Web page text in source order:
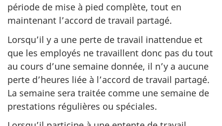
période de mise à pied complète, tout en
maintenant l’accord de travail partagé.
Lorsqu’il y a une perte de travail inattendue et
que les employés ne travaillent donc pas du tout
au cours d’une semaine donnée, il n’y a aucune
perte d’heures liée à l’accord de travail partagé.
La semaine sera traitée comme une semaine de
prestations régulières ou spéciales.